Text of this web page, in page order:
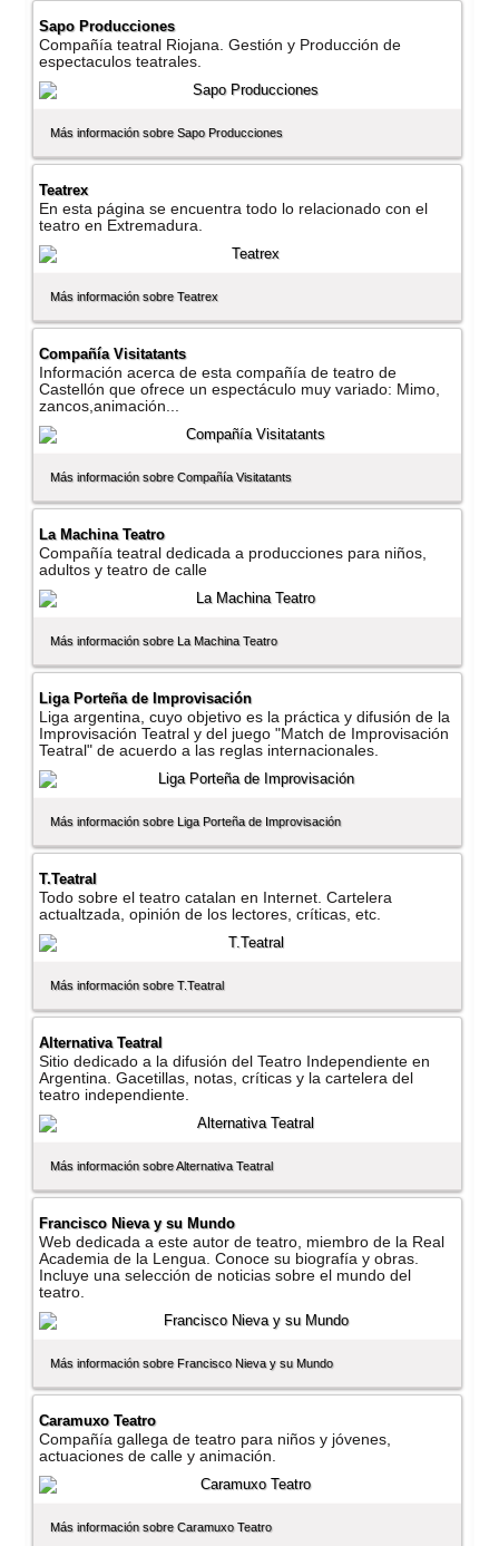
Sapo Producciones
Compañí­a teatral Riojana. Gestión y Producción de
espectaculos teatrales.
Más información sobre Sapo Producciones
Teatrex
En esta página se encuentra todo lo relacionado con el
teatro en Extremadura.
Más información sobre Teatrex
Compañí­a Visitatants
Información acerca de esta compañí­a de teatro de
Castellón que ofrece un espectáculo muy variado: Mimo,
zancos,animación...
Más información sobre Compañí­a Visitatants
La Machina Teatro
Compañí­a teatral dedicada a producciones para niños,
adultos y teatro de calle
Más información sobre La Machina Teatro
Liga Porteña de Improvisación
Liga argentina, cuyo objetivo es la práctica y difusión de la
Improvisación Teatral y del juego "Match de Improvisación
Teatral" de acuerdo a las reglas internacionales.
Más información sobre Liga Porteña de Improvisación
T.Teatral
Todo sobre el teatro catalan en Internet. Cartelera
actualtzada, opinión de los lectores, crí­ticas, etc.
Más información sobre T.Teatral
Alternativa Teatral
Sitio dedicado a la difusión del Teatro Independiente en
Argentina. Gacetillas, notas, crí­ticas y la cartelera del
teatro independiente.
Más información sobre Alternativa Teatral
Francisco Nieva y su Mundo
Web dedicada a este autor de teatro, miembro de la Real
Academia de la Lengua. Conoce su biografí­a y obras.
Incluye una selección de noticias sobre el mundo del
teatro.
Más información sobre Francisco Nieva y su Mundo
Caramuxo Teatro
Compañí­a gallega de teatro para niños y jóvenes,
actuaciones de calle y animación.
Más información sobre Caramuxo Teatro